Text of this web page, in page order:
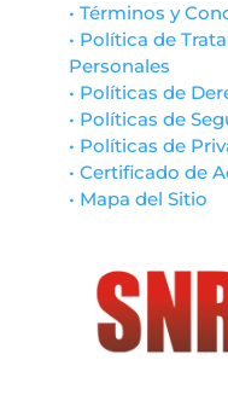
• Términos y
• Política de
Personales
• Políticas de
• Políticas de
• Políticas de
• Certificado de
• Mapa del Sitio